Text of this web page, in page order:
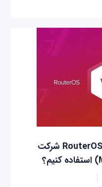
چگونه از سیستم عامل RouterOS شرکت